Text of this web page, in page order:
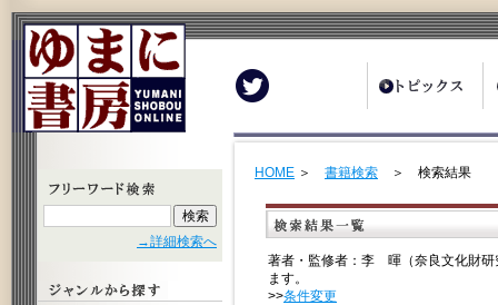
→詳細検索へ
HOME ＞ 書籍検索 ＞ 検索結果
著者・監修者：李 暉（奈良文化財研
ます。
>>条件変更